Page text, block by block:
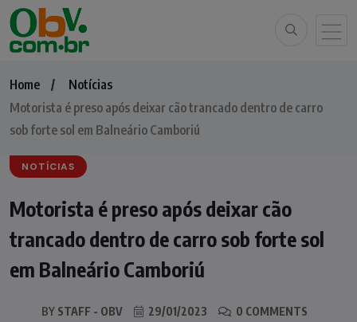
Home
Notícias
Motorista é preso após deixar cão trancado dentro de carro
sob forte sol em Balneário Camboriú
NOTÍCIAS
Motorista é preso após deixar cão
trancado dentro de carro sob forte sol
em Balneário Camboriú
BY STAFF - OBV 29/01/2023 0 COMMENTS